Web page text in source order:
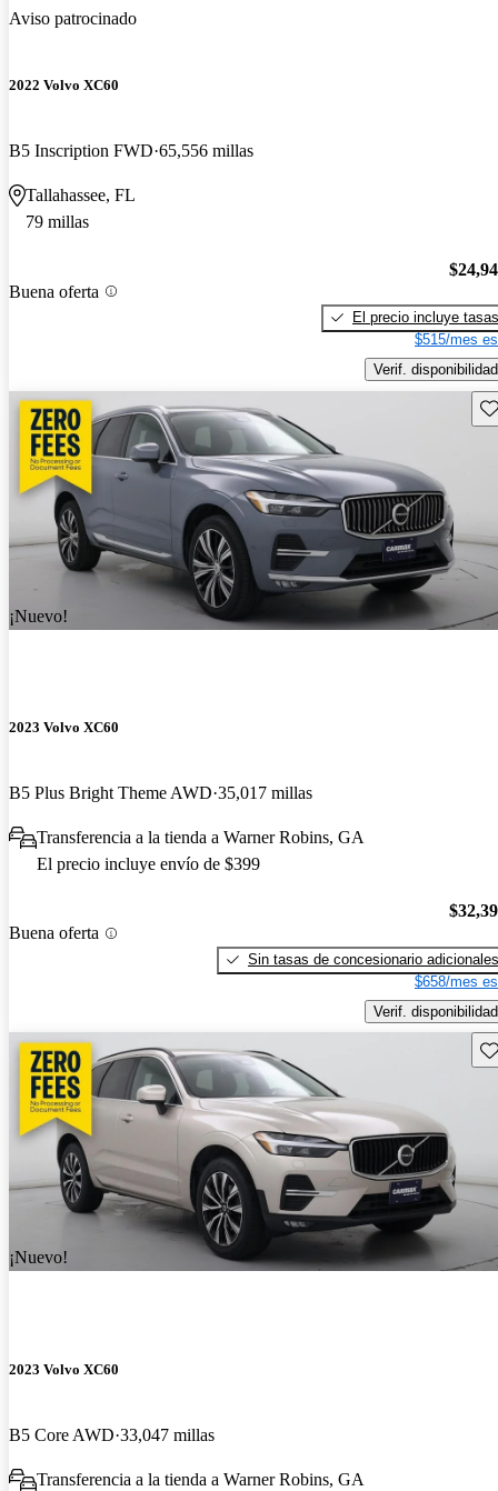
Aviso patrocinado
2022 Volvo XC60
B5 Inscription FWD 65,556 millas
Tallahassee, FL
79 millas
Buena oferta
El precio incluye tasas
$515/mes
Verif. disponibilidad
¡Nuevo!
2023 Volvo XC60
B5 Plus Bright Theme AWD 35,017 millas
Transferencia a la tienda a Warner Robins, GA
El precio incluye envío de $399
Buena oferta
Sin tasas de concesionario adicionales
$658/mes
Verif. disponibilidad
¡Nuevo!
2023 Volvo XC60
B5 Core AWD 33,047 millas
Transferencia a la tienda a Warner Robins, GA